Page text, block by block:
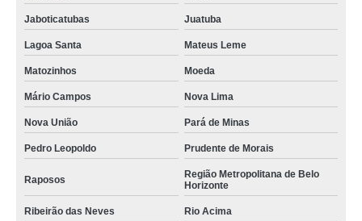
Jaboticatubas Juatuba
Lagoa Santa Mateus Leme
Matozinhos Moeda
Mário Campos Nova Lima
Nova União Pará de Minas
Pedro Leopoldo Prudente de Morais
Raposos
Região Metropolitana de Belo
Horizonte
Ribeirão das Neves Rio Acima